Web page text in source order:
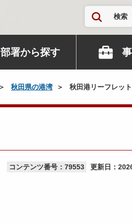
検索
部署から探す
秋田県の港湾 秋田港リーフレッ
コンテンツ番号：79553 更新日：